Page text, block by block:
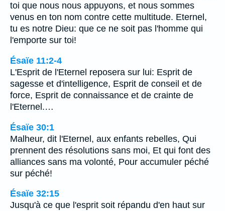
toi que nous nous appuyons, et nous sommes
venus en ton nom contre cette multitude. Eternel,
tu es notre Dieu: que ce ne soit pas l'homme qui
l'emporte sur toi!
Ésaïe 11:2-4
L'Esprit de l'Eternel reposera sur lui: Esprit de
sagesse et d'intelligence, Esprit de conseil et de
force, Esprit de connaissance et de crainte de
l'Eternel.…
Ésaïe 30:1
Malheur, dit l'Eternel, aux enfants rebelles, Qui
prennent des résolutions sans moi, Et qui font des
alliances sans ma volonté, Pour accumuler péché
sur péché!
Ésaïe 32:15
Jusqu'à ce que l'esprit soit répandu d'en haut sur